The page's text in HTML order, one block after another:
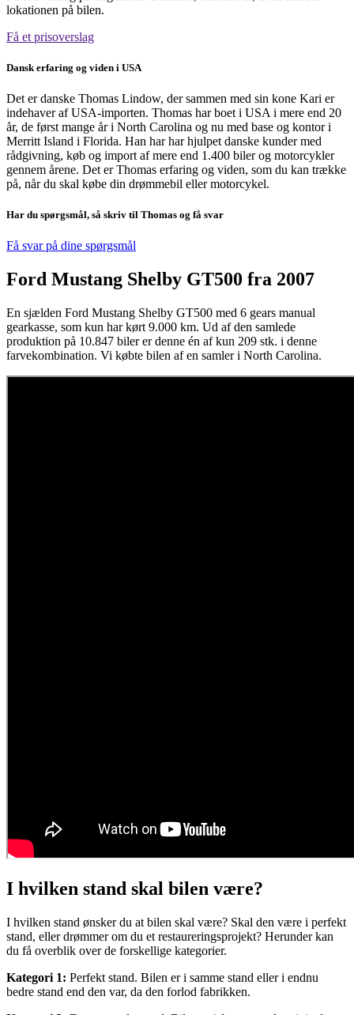
lokationen på bilen.
Få et prisoverslag
Dansk erfaring og viden i USA
Det er danske Thomas Lindow, der sammen med sin kone Kari er
indehaver af USA-importen. Thomas har boet i USA i mere end 20
år, de først mange år i North Carolina og nu med base og kontor i
Merritt Island i Florida. Han har har hjulpet danske kunder med
rådgivning, køb og import af mere end 1.400 biler og motorcykler
gennem årene. Det er Thomas erfaring og viden, som du kan trække
på, når du skal købe din drømmebil eller motorcykel.
Har du spørgsmål, så skriv til Thomas og få svar
Få svar på dine spørgsmål
Ford Mustang Shelby GT500 fra 2007
En sjælden Ford Mustang Shelby GT500 med 6 gears manual
gearkasse, som kun har kørt 9.000 km. Ud af den samlede
produktion på 10.847 biler er denne én af kun 209 stk. i denne
farvekombination. Vi købte bilen af en samler i North Carolina.
I hvilken stand skal bilen være?
I hvilken stand ønsker du at bilen skal være? Skal den være i perfekt
stand, eller drømmer om du et restaureringsprojekt? Herunder kan
du få overblik over de forskellige kategorier.
Kategori 1: Perfekt stand. Bilen er i samme stand eller i endnu
bedre stand end den var, da den forlod fabrikken.